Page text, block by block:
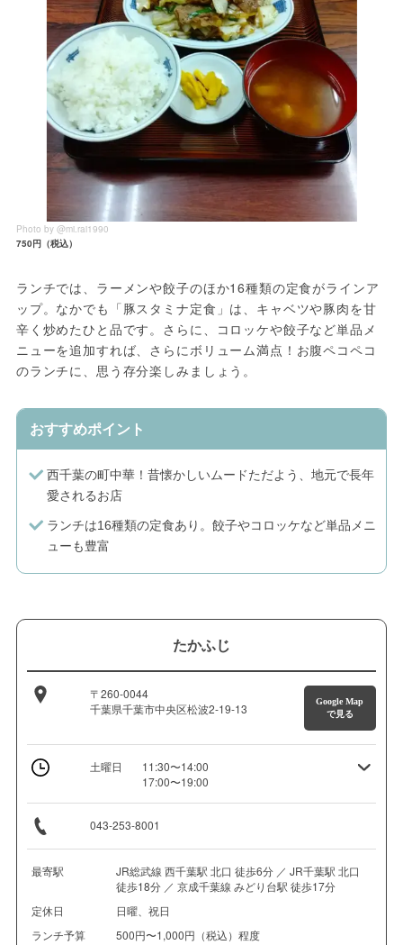
Photo by @mi.rai1990
750円（税込）
ランチでは、ラーメンや餃子のほか16種類の定食がラインア
ップ。なかでも「豚スタミナ定食」は、キャベツや豚肉を甘
辛く炒めたひと品です。さらに、コロッケや餃子など単品メ
ニューを追加すれば、さらにボリューム満点！お腹ペコペコ
のランチに、思う存分楽しみましょう。
おすすめポイント
西千葉の町中華！昔懐かしいムードただよう、地元で長年
愛されるお店
ランチは16種類の定食あり。餃子やコロッケなど単品メニ
ューも豊富
たかふじ
〒260-0044
千葉県千葉市中央区松波2-19-13
Google Map
で見る
土曜日
11:30〜14:00
17:00〜19:00
043-253-8001
最寄駅
JR総武線 西千葉駅 北口 徒歩6分 ／ JR千葉駅 北口
徒歩18分 ／ 京成千葉線 みどり台駅 徒歩17分
定休日
日曜、祝日
ランチ予算
500円〜1,000円（税込）程度